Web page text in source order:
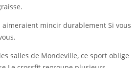
mincir durablement Si vous
salles de Mondeville, ce sport oblige